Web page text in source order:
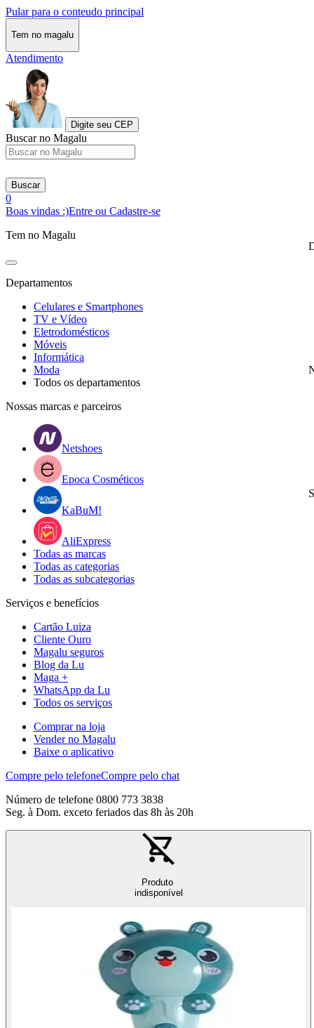
Pular para o conteudo principal
Tem no magalu
Atendimento
Digite seu CEP
Buscar no Magalu
Buscar
0
Boas vindas :)Entre ou Cadastre-se
Tem no Magalu
Departamentos
Celulares e Smartphones
TV e Vídeo
Eletrodomésticos
Móveis
Informática
Moda
Todos os departamentos
Nossas marcas e parceiros
Netshoes
Epoca Cosméticos
KaBuM!
AliExpress
Todas as marcas
Todas as categorias
Todas as subcategorias
Serviços e benefícios
Cartão Luiza
Cliente Ouro
Magalu seguros
Blog da Lu
Maga +
WhatsApp da Lu
Todos os serviços
Comprar na loja
Vender no Magalu
Baixe o aplicativo
Compre pelo telefoneCompre pelo chat
Número de telefone 0800 773 3838
Seg. à Dom. exceto feriados das 8h às 20h
Produto
indisponível